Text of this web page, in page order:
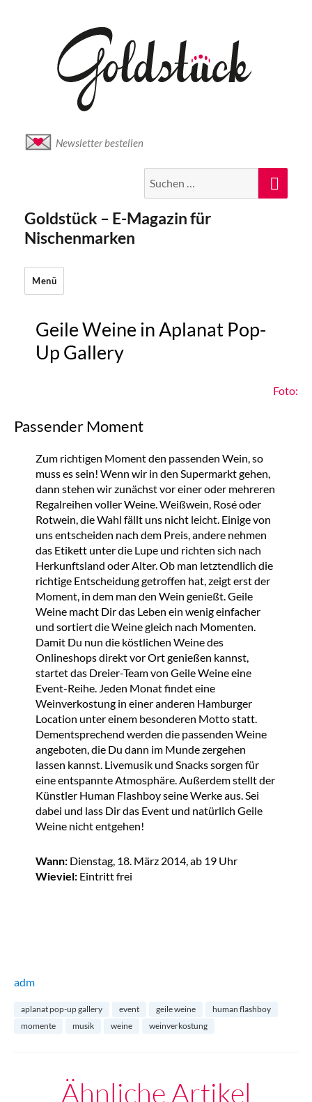
Newsletter bestellen
nach:
Goldstück – E-Magazin für
Nischenmarken
Menü
Geile Weine in Aplanat Pop-
Up Gallery
Foto:
Passender Moment
Zum richtigen Moment den passenden Wein, so
muss es sein! Wenn wir in den Supermarkt gehen,
dann stehen wir zunächst vor einer oder mehreren
Regalreihen voller Weine. Weißwein, Rosé oder
Rotwein, die Wahl fällt uns nicht leicht. Einige von
uns entscheiden nach dem Preis, andere nehmen
das Etikett unter die Lupe und richten sich nach
Herkunftsland oder Alter. Ob man letztendlich die
richtige Entscheidung getroffen hat, zeigt erst der
Moment, in dem man den Wein genießt. Geile
Weine macht Dir das Leben ein wenig einfacher
und sortiert die Weine gleich nach Momenten.
Damit Du nun die köstlichen Weine des
Onlineshops direkt vor Ort genießen kannst,
startet das Dreier-Team von Geile Weine eine
Event-Reihe. Jeden Monat findet eine
Weinverkostung in einer anderen Hamburger
Location unter einem besonderen Motto statt.
Dementsprechend werden die passenden Weine
angeboten, die Du dann im Munde zergehen
lassen kannst. Livemusik und Snacks sorgen für
eine entspannte Atmosphäre. Außerdem stellt der
Künstler Human Flashboy seine Werke aus. Sei
dabei und lass Dir das Event und natürlich Geile
Weine nicht entgehen!
Wann: Dienstag, 18. März 2014, ab 19 Uhr
Wieviel: Eintritt frei
adm
aplanat pop-up gallery event geile weine
human flashboy
momente
musik weine weinverkostung
Ähnliche Artikel